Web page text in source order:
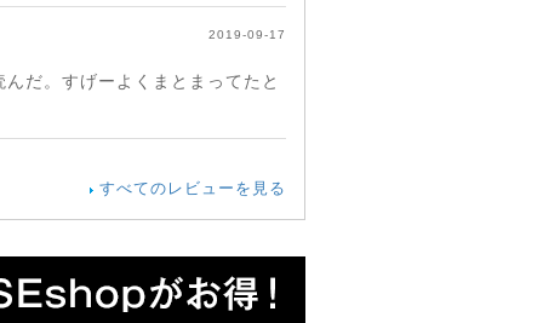
2019-09-17
だ。すげーよくまとまってたと
すべてのレビューを見る